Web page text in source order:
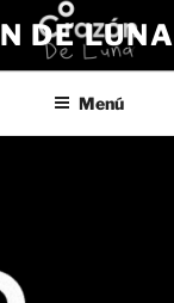
DE LUNA
Menú